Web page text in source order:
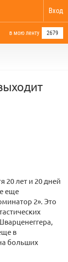
Вход
в мою ленту 2679
20 лет и 20 дней
еще
2». Это
в
больших